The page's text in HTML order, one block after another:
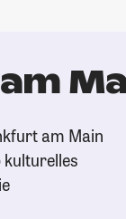
am Main
kulturelles